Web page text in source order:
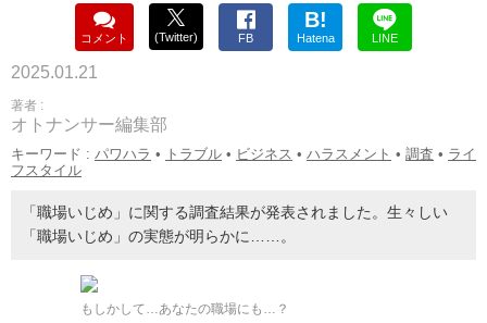
コメント (Twitter) FB
B!
Hatena LINE
2025.01.21
著者 :
オトナンサー編集部
キーワード : パワハラ • トラブル • ビジネス • ハラスメント • 調査 • ライ
フスタイル
「職場いじめ」に関する調査結果が発表されました。生々しい
「職場いじめ」の実態が明らかに……。
もしかして…あなたの職場にも…？